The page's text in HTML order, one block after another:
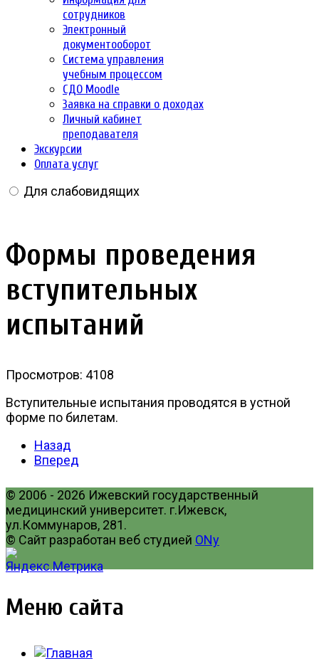
сотрудников
Электронный
документооборот
Система управления
учебным процессом
СДО Moodle
Заявка на справки о доходах
Личный кабинет
преподавателя
Экскурсии
Оплата услуг
Для слабовидящих
Формы проведения
вступительных
испытаний
Просмотров: 4108
Вступительные испытания проводятся в устной
форме по билетам.
Назад
Вперед
© 2006 - 2026 Ижевский государственный
медицинский университет. г.Ижевск,
ул.Коммунаров, 281.
© Сайт разработан веб студией ONy
Меню сайта